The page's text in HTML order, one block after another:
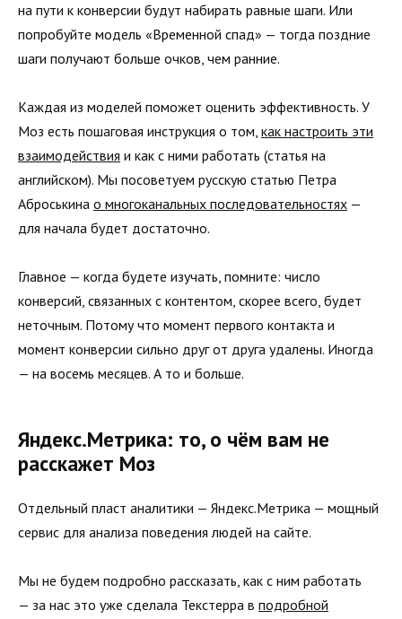
на пути к конверсии будут набирать равные шаги. Или
попробуйте модель «Временной спад» — тогда поздние
шаги получают больше очков, чем ранние.
Каждая из моделей поможет оценить эффективность. У
Моз есть пошаговая инструкция о том, как настроить эти
взаимодействия и как с ними работать (статья на
английском). Мы посоветуем русскую статью Петра
Аброськина о многоканальных последовательностях —
для начала будет достаточно.
Главное — когда будете изучать, помните: число
конверсий, связанных с контентом, скорее всего, будет
неточным. Потому что момент первого контакта и
момент конверсии сильно друг от друга удалены. Иногда
— на восемь месяцев. А то и больше.
Яндекс.Метрика: то, о чём вам не
расскажет Моз
Отдельный пласт аналитики — Яндекс.Метрика — мощный
сервис для анализа поведения людей на сайте.
Мы не будем подробно рассказать, как с ним работать
— за нас это уже сделала Текстерра в подробной